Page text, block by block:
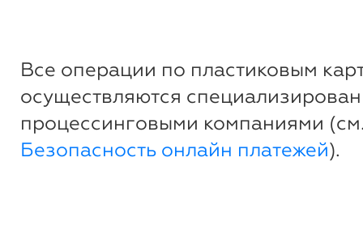
Все операции по пластиковым
осуществляются
процессинговыми компаниями
Безопасность онлайн платежей).